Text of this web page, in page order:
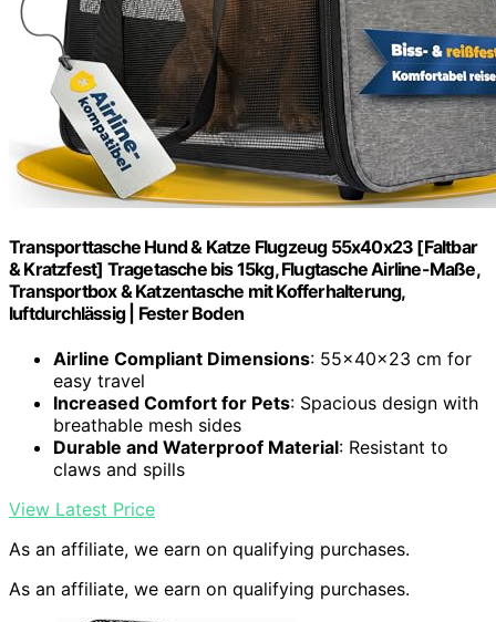
Transporttasche Hund & Katze Flugzeug 55x40x23 [Faltbar
& Kratzfest] Tragetasche bis 15kg, Flugtasche Airline-Maße,
Transportbox & Katzentasche mit Kofferhalterung,
luftdurchlässig | Fester Boden
Airline Compliant Dimensions: 55x40x23 cm for
easy travel
Increased Comfort for Pets: Spacious design with
breathable mesh sides
Durable and Waterproof Material: Resistant to
claws and spills
View Latest Price
As an affiliate, we earn on qualifying purchases.
As an affiliate, we earn on qualifying purchases.